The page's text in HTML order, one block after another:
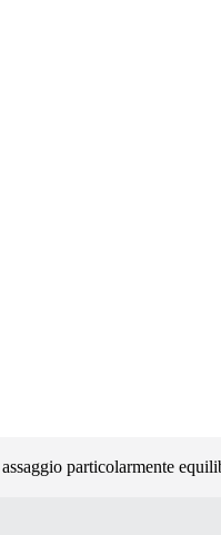
particolarmente